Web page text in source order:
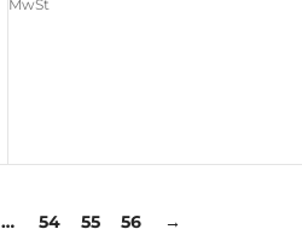
MwSt
… 54 55 56 →